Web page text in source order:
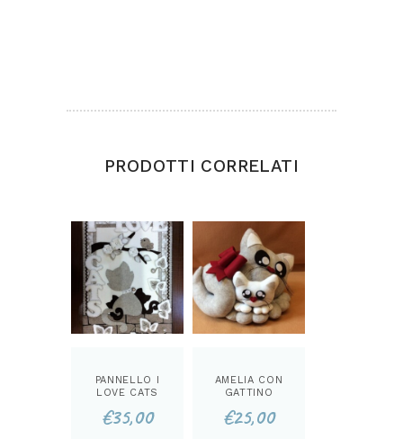
PRODOTTI CORRELATI
PANNELLO I
LOVE CATS
€35,00
AMELIA CON
GATTINO
KIT
€25,00